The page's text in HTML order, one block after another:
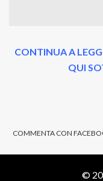
CONTINUA A
QUI
COMMENTA CON
©